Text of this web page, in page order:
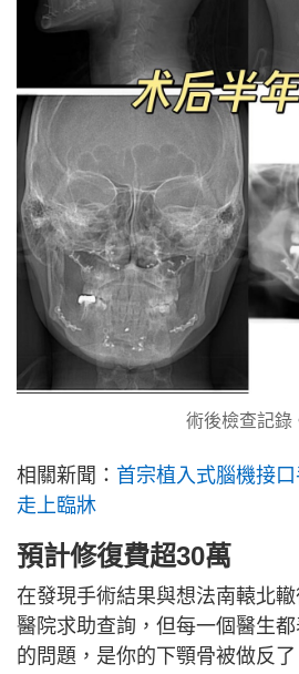
術後檢查記錄
相關新聞： 首宗植入式腦機接
走上臨牀
預計修復費超30萬
在發現手術結果與想法南轅北
醫院求助查詢，但每一個醫生
的問題，是你的下顎骨被做反